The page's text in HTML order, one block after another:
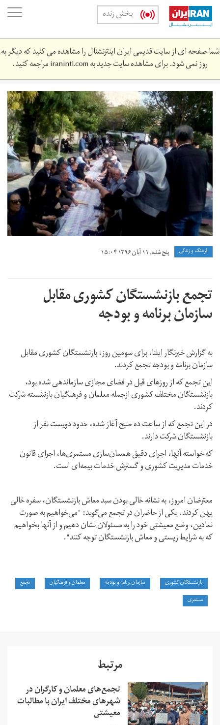
Skip
main
content
پخش زنده
شما صفحه ای از سایت قدیمی ایران اینترنشنال را مشاهده می کنید که دیگر به
روز نمی شود. برای مشاهده سایت جدید بهiranintl.comمراجعه کنید.
25.jpg
فرهنگ و زندگی پنج شنبه, ۱۱ آبان ۱۳۹۶ ۱۵:۰۴
تجمع بازنشستگان کشوری مقابل
سازمان برنامه و بودجه
به گزارش خبرنگار ایلنا، برای سومین روز، بازنشستگان کشوری مقابل
سازمان برنامه و بودجه تجمع کردند.
این تجمع که از روزهای قبل در فضای مجازی سازماندهی شده بود،
بازنشستگان مختلف کشوری ازجمله معلمان و فرهنگیان بازنشسته شرکت
کردند.
در این تجمع که از ساعت ده صبح آغاز شده، حدود دویست نفر از
بازنشستگان شرکت دارند.
که خواسته آنها، اجرای دقیق همسان‌سازی مستمری‌ها، اجرای قانون
خدمات مدیریت کشوری و گسترش خدمات بیمه‌ای است.
معترضان امروز، به نشانه خالی بودن سبد معاش بازنشستگان، سفره خالی
پهن کردند. یکی از حاضران در تجمع می‌گوید: "می‌خواهیم به صورت
نمادین، وضع معیشتی خود را به مسئولان نشان دهیم و از آنها بخواهیم
که به شرایط زیستی و معاش بازنشستگان توجه کنند".
بازنشستگان کشوری سازمان برنامه و بودجه معلمان و فرهنگیان
تجمع
مستمری‌
مرتبط
تجمع‌های معلمان و کارگران در
شهرهای مختلف ایران با مطالبات
معیشتی